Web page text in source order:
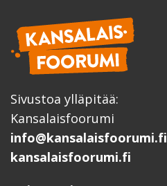
Sivustoa ylläpitää:
Kansalaisfoorumi
info@kansalaisfoorumi.fi
kansalaisfoorumi.fi